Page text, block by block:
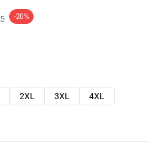
-20%
2XL 3XL
4XL